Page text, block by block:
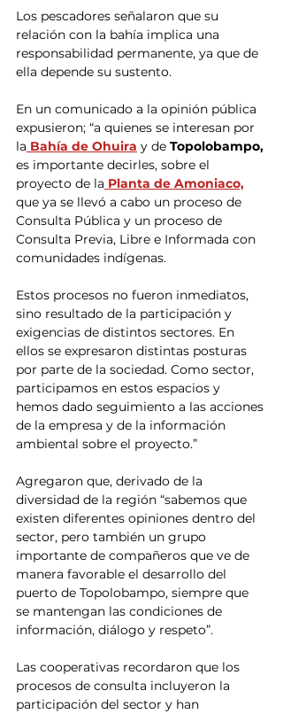
Los pescadores señalaron que su
relación con la bahía implica una
responsabilidad permanente, ya que de
ella depende su sustento.
En un comunicado a la opinión pública
expusieron; “a quienes se interesan por
la Bahía de Ohuira y de Topolobampo,
es importante decirles, sobre el
proyecto de la Planta de Amoniaco,
que ya se llevó a cabo un proceso de
Consulta Pública y un proceso de
Consulta Previa, Libre e Informada con
comunidades indígenas.
Estos procesos no fueron inmediatos,
sino resultado de la participación y
exigencias de distintos sectores. En
ellos se expresaron distintas posturas
por parte de la sociedad. Como sector,
participamos en estos espacios y
hemos dado seguimiento a las acciones
de la empresa y de la información
ambiental sobre el proyecto.”
Agregaron que, derivado de la
diversidad de la región “sabemos que
existen diferentes opiniones dentro del
sector, pero también un grupo
importante de compañeros que ve de
manera favorable el desarrollo del
puerto de Topolobampo, siempre que
se mantengan las condiciones de
información, diálogo y respeto”.
Las cooperativas recordaron que los
procesos de consulta incluyeron la
participación del sector y han